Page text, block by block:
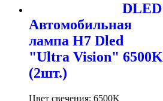
DLED
Автомобильная
лампа H7 Dled
"Ultra Vision" 6500K
(2шт.)
Цвет свечения: 6500K